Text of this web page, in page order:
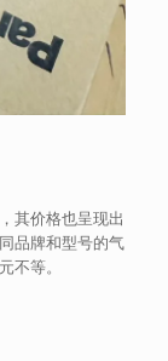
其价格也呈现出
品牌和型号的气
不等。